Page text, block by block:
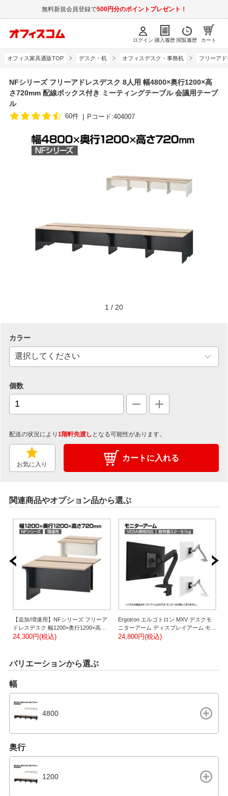
無料新規会員登録で500円分のポイントプレゼント！
ログイン 購入履歴 閲覧履歴 カート
オフィス家具通販TOP デスク・机 オフィスデスク・事務机 フリーア
NFシリーズ フリーアドレスデスク 8人用 幅4800×奥行1200×高
さ720mm 配線ボックス付き ミーティングテーブル 会議用テーブ
ル
60件 Pコード:404007
1 / 20
カラー
個数
配送の状況により 1階軒先渡し となる可能性があります。
お気に入り
カートに入れる
関連商品やオプション品から選ぶ
【追加/増連用】NFシリーズ フリーア
ドレスデスク 幅1200×奥行1200×高さ
720mm 配線ボックス付き ミーティン
24,300円(税込)
Ergotron エルゴトロン MXV デスクモ
ニターアーム ディスプレイアーム モニ
ター34インチ(3.2～9.1kg)まで対応
24,800円(税込)
バリエーションから選ぶ
幅
4800
奥行
1200